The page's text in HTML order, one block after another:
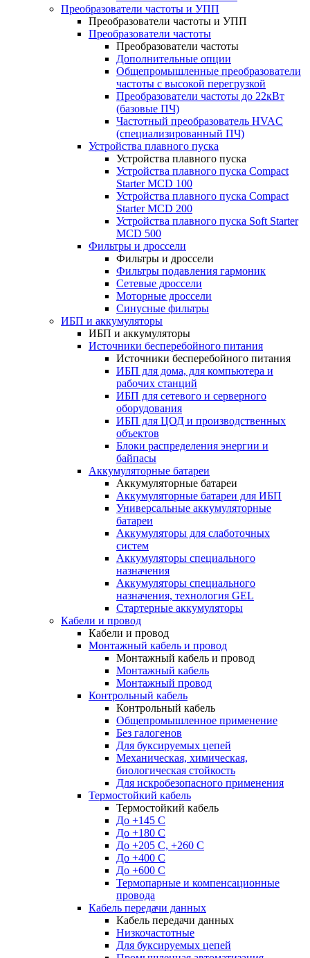
Преобразователи частоты и УПП
Преобразователи частоты и УПП
Преобразователи частоты
Преобразователи частоты
Дополнительные опции
Общепромышленные преобразователи
частоты с высокой перегрузкой
Преобразователи частоты до 22кВт
(базовые ПЧ)
Частотный преобразователь HVAC
(специализированный ПЧ)
Устройства плавного пуска
Устройства плавного пуска
Устройства плавного пуска Compact
Starter MCD 100
Устройства плавного пуска Compact
Starter MCD 200
Устройства плавного пуска Soft Starter
MCD 500
Фильтры и дроссели
Фильтры и дроссели
Фильтры подавления гармоник
Сетевые дроссели
Моторные дроссели
Синусные фильтры
ИБП и аккумуляторы
ИБП и аккумуляторы
Источники бесперебойного питания
Источники бесперебойного питания
ИБП для дома, для компьютера и
рабочих станций
ИБП для сетевого и серверного
оборудования
ИБП для ЦОД и производственных
объектов
Блоки распределения энергии и
байпасы
Аккумуляторные батареи
Аккумуляторные батареи
Аккумуляторные батареи для ИБП
Универсальные аккумуляторные
батареи
Аккумуляторы для слаботочных
систем
Аккумуляторы специального
назначения
Аккумуляторы специального
назначения, технология GEL
Стартерные аккумуляторы
Кабели и провод
Кабели и провод
Монтажный кабель и провод
Монтажный кабель и провод
Монтажный кабель
Монтажный провод
Контрольный кабель
Контрольный кабель
Общепромышленное применение
Без галогенов
Для буксируемых цепей
Механическая, химическая,
биологическая стойкость
Для искробезопасного применения
Термостойкий кабель
Термостойкий кабель
До +145 С
До +180 C
До +205 С, +260 С
До +400 C
До +600 С
Термопарные и компенсационные
провода
Кабель передачи данных
Кабель передачи данных
Низкочастотные
Для буксируемых цепей